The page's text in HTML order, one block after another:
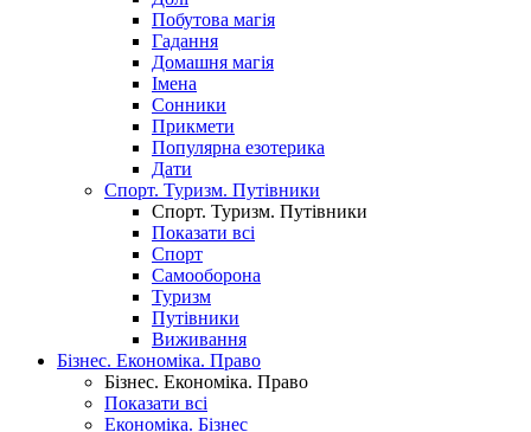
Побутова магія
Гадання
Домашня магія
Імена
Сонники
Прикмети
Популярна езотерика
Дати
Спорт. Туризм. Путівники
Спорт. Туризм. Путівники
Показати всі
Спорт
Самооборона
Туризм
Путівники
Виживання
Бізнес. Економіка. Право
Бізнес. Економіка. Право
Показати всі
Економіка. Бізнес